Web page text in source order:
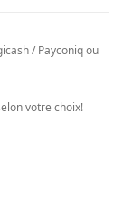
/ Payconiq ou
votre choix!